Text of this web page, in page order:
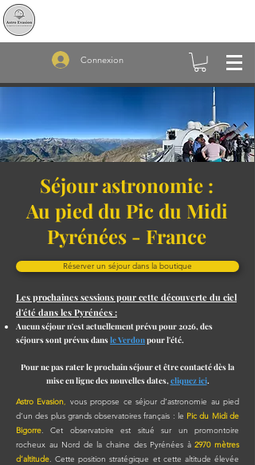
Connexion
Séjour astronomie :
Au pied du Pic du Midi
Pyrénées - France
Réserver un séjour dans la boutique
Les prochaines sessions pour cette découverte du ciel
d'été dans les Pyrénées :
Aucun séjour n'est actuellement prévu pour 2026, des
séjours sont prévus dansle Verdonpour l'été.
Pour ne pas rater le prochain séjour et être contacté dès la
mise en ligne des nouvelles dates, cliquez ici.
Astro Evasion
vous propose ce séjour d’astronomie au pied
d’un des plus grands observatoires français : le Pic du Midi de
Bigorre . Cet observatoire est situé sur un promontoire
rocheux au Nord de la chaine des Pyrénées à2970 mètres
d’altitude . Cette position stratégique et cette altitude élevée